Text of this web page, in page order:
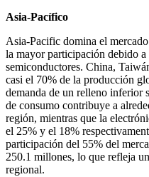
Asia-Pacífico
Asia-Pacific domina el
la mayor participación debido
semiconductores. China,
casi el 70% de la producción
demanda de un relleno inferior
de consumo contribuye a
región, mientras que la
el 25% y el 18%
participación del 55% del
250.1 millones, lo que refleja
regional.